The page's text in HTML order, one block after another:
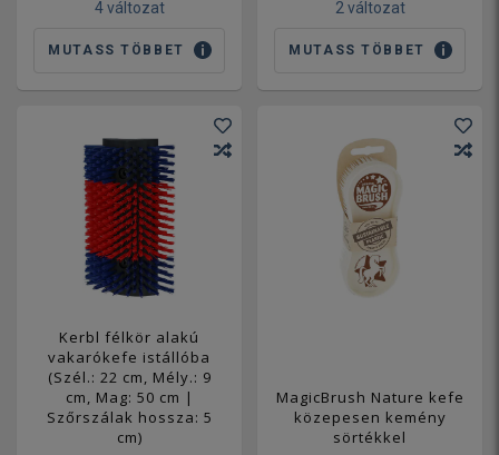
4 változat
MUTASS TÖBBET
2 változat
MUTASS TÖBBET
Kerbl félkör alakú
vakarókefe istállóba
(Szél.: 22 cm, Mély.: 9
cm, Mag: 50 cm |
Szőrszálak hossza: 5
cm)
MagicBrush Nature kefe
közepesen kemény
sörtékkel